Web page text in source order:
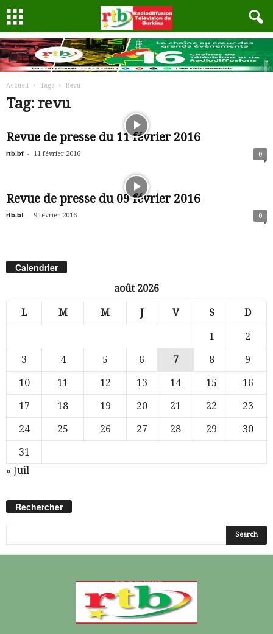
Accueil Tags Revu
Tag: revu
Revue de presse du 11 février 2016
rtb.bf - 11 février 2016 0
Revue de presse du 09 février 2016
rtb.bf - 9 février 2016 0
Calendrier
août 2026
L M M J V S D
1
2
3
4 5 6 7 8
9
10
11 12 13 14 15
16
17
18 19 20 21 22
23
24
25 26 27 28 29
30
31
« Juil
Rechercher